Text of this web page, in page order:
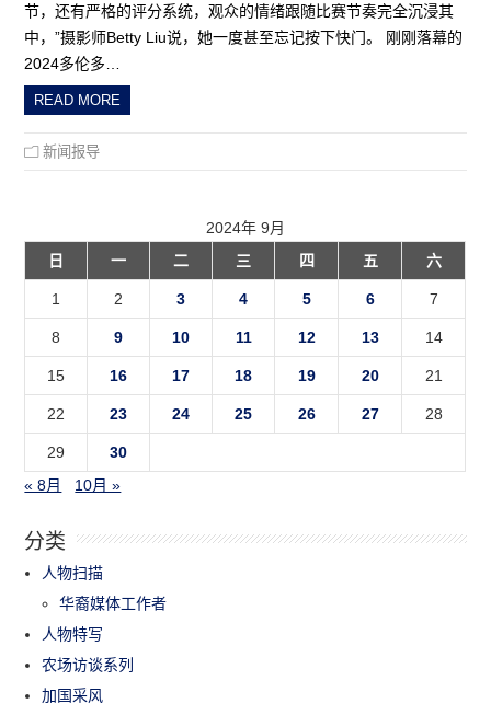
节，还有严格的评分系统，观众的情绪跟随比赛节奏完全沉浸其
中，”摄影师Betty Liu说，她一度甚至忘记按下快门。 刚刚落幕的
2024多伦多…
READ MORE
新闻报导
2024年 9月
日
一 二 三 四 五 六
1 2 3 4 5 6 7
8 9 10 11 12 13 14
15 16 17 18 19 20 21
22 23 24 25 26 27 28
29
30
« 8月
10月 »
分类
人物扫描
华裔媒体工作者
人物特写
农场访谈系列
加国采风